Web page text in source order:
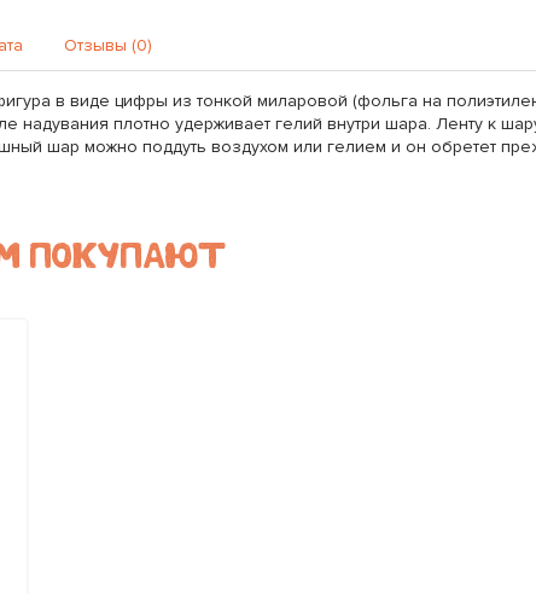
Отзывы (0)
в виде цифры из тонкой миларовой (фольга на
надувания плотно удерживает гелий внутри шара. Ленту к
шар можно поддуть воздухом или гелием и он обретет
ПОКУПАЮТ